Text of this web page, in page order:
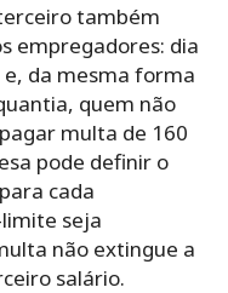
também
empregadores: dia
da mesma forma
quem não
multa de 160
pode definir o
cada
seja
não extingue a
salário.